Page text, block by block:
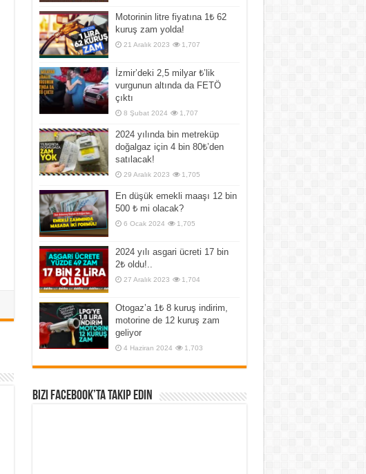
Motorinin litre fiyatına 1₺ 62
kuruş zam yolda!
21 Aralık 2023 1,707
İzmir’deki 2,5 milyar ₺’lik
vurgunun altında da FETÖ
çıktı
8 Şubat 2024 1,707
2024 yılında bin metreküp
doğalgaz için 4 bin 80₺’den
satılacak!
29 Aralık 2023 1,705
En düşük emekli maaşı 12 bin
500 ₺ mi olacak?
6 Ocak 2024 1,705
2024 yılı asgari ücreti 17 bin
2₺ oldu!..
27 Aralık 2023 1,704
Otogaz’a 1₺ 8 kuruş indirim,
motorine de 12 kuruş zam
geliyor
4 Haziran 2024 1,703
Bizi Facebook’ta Takip Edin